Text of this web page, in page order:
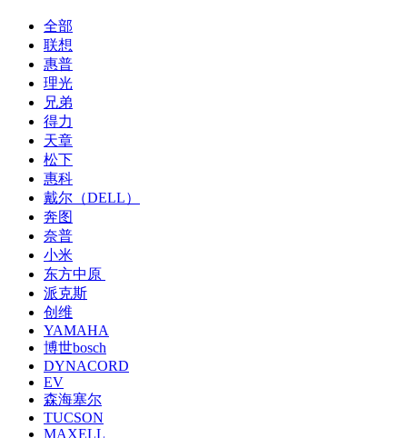
全部
联想
惠普
理光
兄弟
得力
天章
松下
惠科
戴尔（DELL）
奔图
奈普
小米
东方中原
派克斯
创维
YAMAHA
博世bosch
DYNACORD
EV
森海塞尔
TUCSON
MAXELL